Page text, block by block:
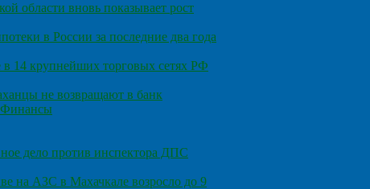
области вновь показывает рост
в России за последние два года
14 крупнейших торговых сетях РФ
не возвращают в банк
Финансы
дело против инспектора ДПС
на АЗС в Махачкале возросло до 9